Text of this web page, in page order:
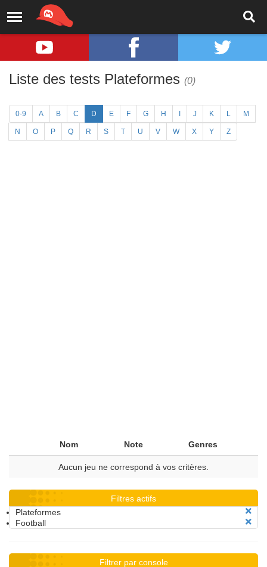
Liste des tests Plateformes (0)
0-9 A B C D E F G H J K L M
N O P Q R S T U V W X Y Z
Nom Note Genres
Aucun jeu ne correspond à vos critères.
Filtres actifs
Plateformes
Football
Filtrer par console